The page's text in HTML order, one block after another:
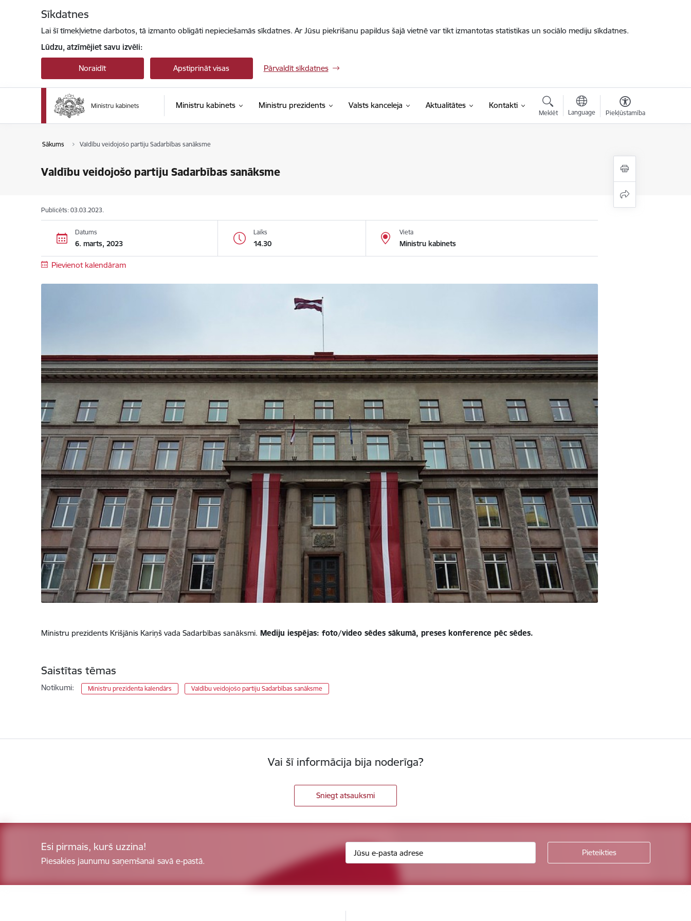
Sīkdatnes
Lai šī tīmekļvietne darbotos, tā izmanto obligāti nepieciešamās sīkdatnes. Ar Jūsu piekrišanu papildus šajā vietnē var tikt izmantotas statistikas un sociālo mediju sīkdatnes.
Lūdzu, atzīmējiet savu izvēli:
Noraidīt Apstiprināt visas Pārvaldīt sīkdatnes
Ministru kabinets Ministru prezidents Valsts kanceleja Aktualitātes Kontakti
Meklēt Language Piekļūstamība
Sākums Valdību veidojošo partiju Sadarbības sanāksme
Valdību veidojošo partiju Sadarbības sanāksme
Publicēts: 03.03.2023.
Datums
6. marts, 2023
Laiks
14.30
Vieta
Ministru kabinets
Pievienot kalendāram
Ministru prezidents Krišjānis Kariņš vada Sadarbības sanāksmi. Mediju iespējas: foto/video sēdes sākumā, preses konference pēc sēdes.
Saistītas tēmas
Notikumi: Ministru prezidenta kalendārs Valdību veidojošo partiju Sadarbības sanāksme
Vai šī informācija bija noderīga?
Sniegt atsauksmi
Esi pirmais, kurš uzzina!
Piesakies jaunumu saņemšanai savā e-pastā.